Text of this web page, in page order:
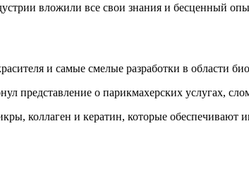
вложили все свои знания и бесценный
и самые смелые разработки в области
представление о парикмахерских услугах,
коллаген и кератин, которые